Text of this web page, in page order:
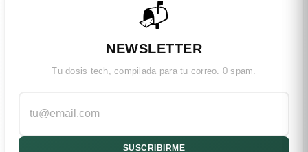
📬
NEWSLETTER
Tu dosis tech, compilada para tu correo. 0 spam.
SUSCRIBIRME